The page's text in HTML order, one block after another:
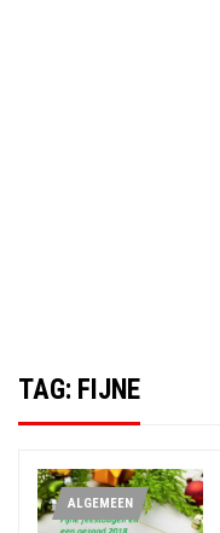
TAG: FIJNE
ALGEMEEN